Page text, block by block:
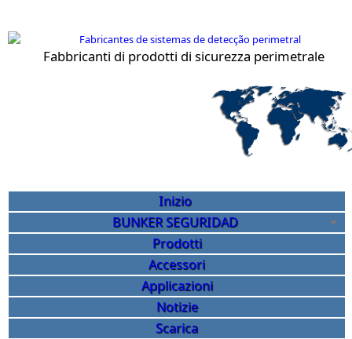
Fabbricanti di prodotti di sicurezza perimetrale
Inizio
BUNKER SEGURIDAD
Prodotti
Accessori
Applicazioni
Notizie
Scarica